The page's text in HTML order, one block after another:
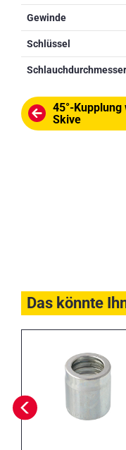
Gewinde
Schlüssel
Schlauchdurchmesser
45°-Kupplung
Skive
Das könnte